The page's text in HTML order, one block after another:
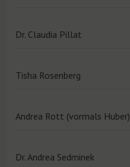
Dr. Claudia Pillat
Tisha Rosenberg
Andrea Rott (vormals Huber)
Dr. Andrea Sedminek